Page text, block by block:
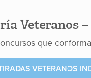
Veteranos
que
VETERANOS